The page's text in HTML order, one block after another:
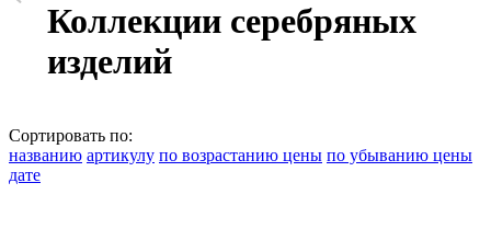
Коллекции серебряных
изделий
Сортировать по:
названию артикулу по возрастанию цены по убыванию цены
дате